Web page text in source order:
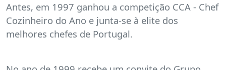
Antes, em 1997 ganhou a competição CCA - Chef
Cozinheiro do Ano e junta-se à elite dos
melhores chefes de Portugal.